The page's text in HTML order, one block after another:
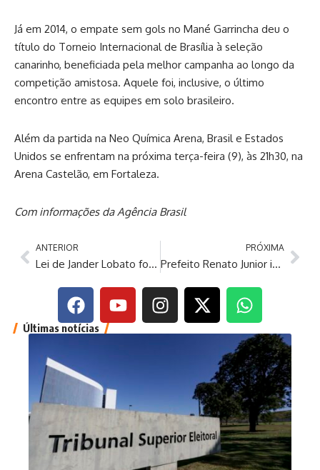
Já em 2014, o empate sem gols no Mané Garrincha deu o
título do Torneio Internacional de Brasília à seleção
canarinho, beneficiada pela melhor campanha ao longo da
competição amistosa. Aquele foi, inclusive, o último
encontro entre as equipes em solo brasileiro.
Além da partida na Neo Química Arena, Brasil e Estados
Unidos se enfrentam na próxima terça-feira (9), às 21h30, na
Arena Castelão, em Fortaleza.
Com informações da Agência Brasil
ANTERIOR
Lei de Jander Lobato fortalece políticas públicas para identificação precoce do TDAH em crianças de Manaus
PRÓXIMA
Prefeito Renato Junior inaugura ‘Rua da Copa’ do bairro Compensa
Últimas notícias